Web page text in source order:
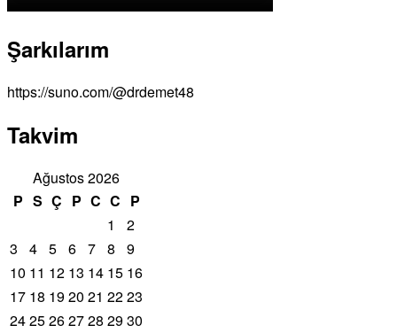
Şarkılarım
https://suno.com/@drdemet48
Takvim
Ağustos 2026
P S Ç P C C P
1
2
3
4 5 6 7 8
9
10 11 12 13 14 15 16
17 18 1920 21 2223
2425262728 2930